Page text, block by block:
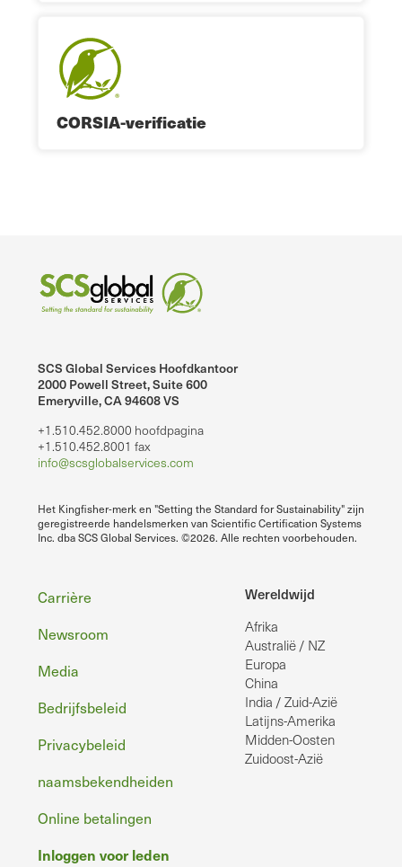
CORSIA-verificatie
SCS Global Services Hoofdkantoor
2000 Powell Street, Suite 600
Emeryville, CA 94608 VS
+1.510.452.8000 hoofdpagina
+1.510.452.8001 fax
info@scsglobalservices.com
Het Kingfisher-merk en "Setting the Standard for Sustainability" zijn
geregistreerde handelsmerken van Scientific Certification Systems
Inc. dba SCS Global Services. ©2026. Alle rechten voorbehouden.
Wereldwijd
Afrika
Australië / NZ
Europa
China
India / Zuid-Azië
Latijns-Amerika
Midden-Oosten
Zuidoost-Azië
Voettekst
Carrière
Newsroom
Media
Bedrijfsbeleid
Privacybeleid
naamsbekendheiden
Online betalingen
Inloggen voor leden